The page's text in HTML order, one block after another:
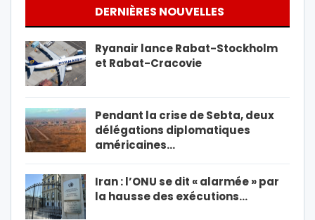
DERNIÈRES NOUVELLES
Ryanair lance Rabat-Stockholm
et Rabat-Cracovie
Pendant la crise de Sebta, deux
délégations diplomatiques
américaines…
Iran : l’ONU se dit « alarmée » par
la hausse des exécutions…